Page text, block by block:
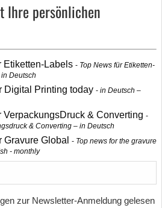
Ihre persönlichen
Etiketten-Labels
Top News für Etiketten-
Deutsch
Digital Printing today
in Deutsch –
& Converting
& Converting – in Deutsch
Global
Top news for the gravure
- monthly
zur Newsletter-Anmeldung gelesen